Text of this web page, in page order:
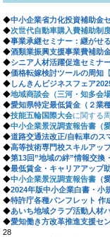
◆中小企業省力化投資補助金
◆次世代自動車購入費補助制
◆事業承継セミナー：継がせ
◆酒類業振興支援事業費補助
◆シニア人材活躍促進セミナ
◆価格転嫁検討ツールの周知
◆しんきんビジネスフェア
​​​◆地域商談会（三河・知多会
◆愛知県特定最低賃金（２業
◆技能五輪国際大会に関する
◆中小企業景況調査報告書（
◆道路交通法改正/自転車のス
◆高等技術専門校スキルアッ
◆第13回”地域の絆”情報交換
◆最低賃金・キャリアアップ
◆中小企業景況調査報告書 （
◆2024年版中小企業白書・小
◆特許庁各種パンフレット 作
◆あいち地域クラブ活動人材
◆愛知働き方改革推進支援セ
28